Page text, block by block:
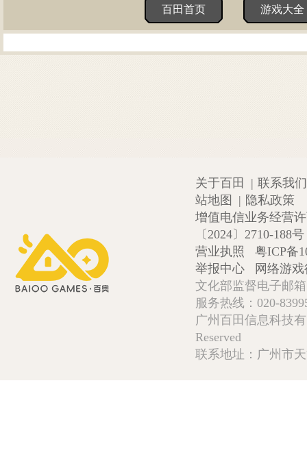
百田首页 游戏大全
关于百田 | 联系我们
站地图
| 隐私政策
增值电信业务经营
〔2024〕2710-188号
营业执照
粤ICP备
举报中心
网络游
文化部监督电子邮
服务热线：020-
广州百田信息科技
Reserved
联系地址：广州市